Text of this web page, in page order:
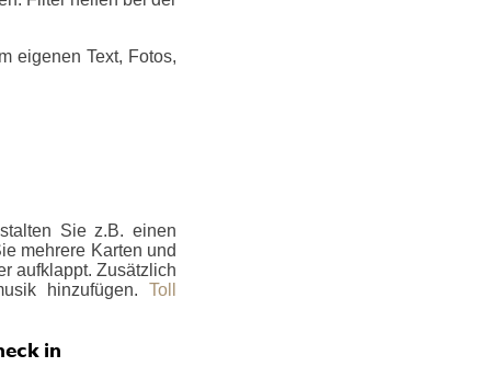
eigenen Text, Fotos,
Sie z.B. einen
mehrere Karten und
aufklappt. Zusätzlich
hinzufügen. Toll
in